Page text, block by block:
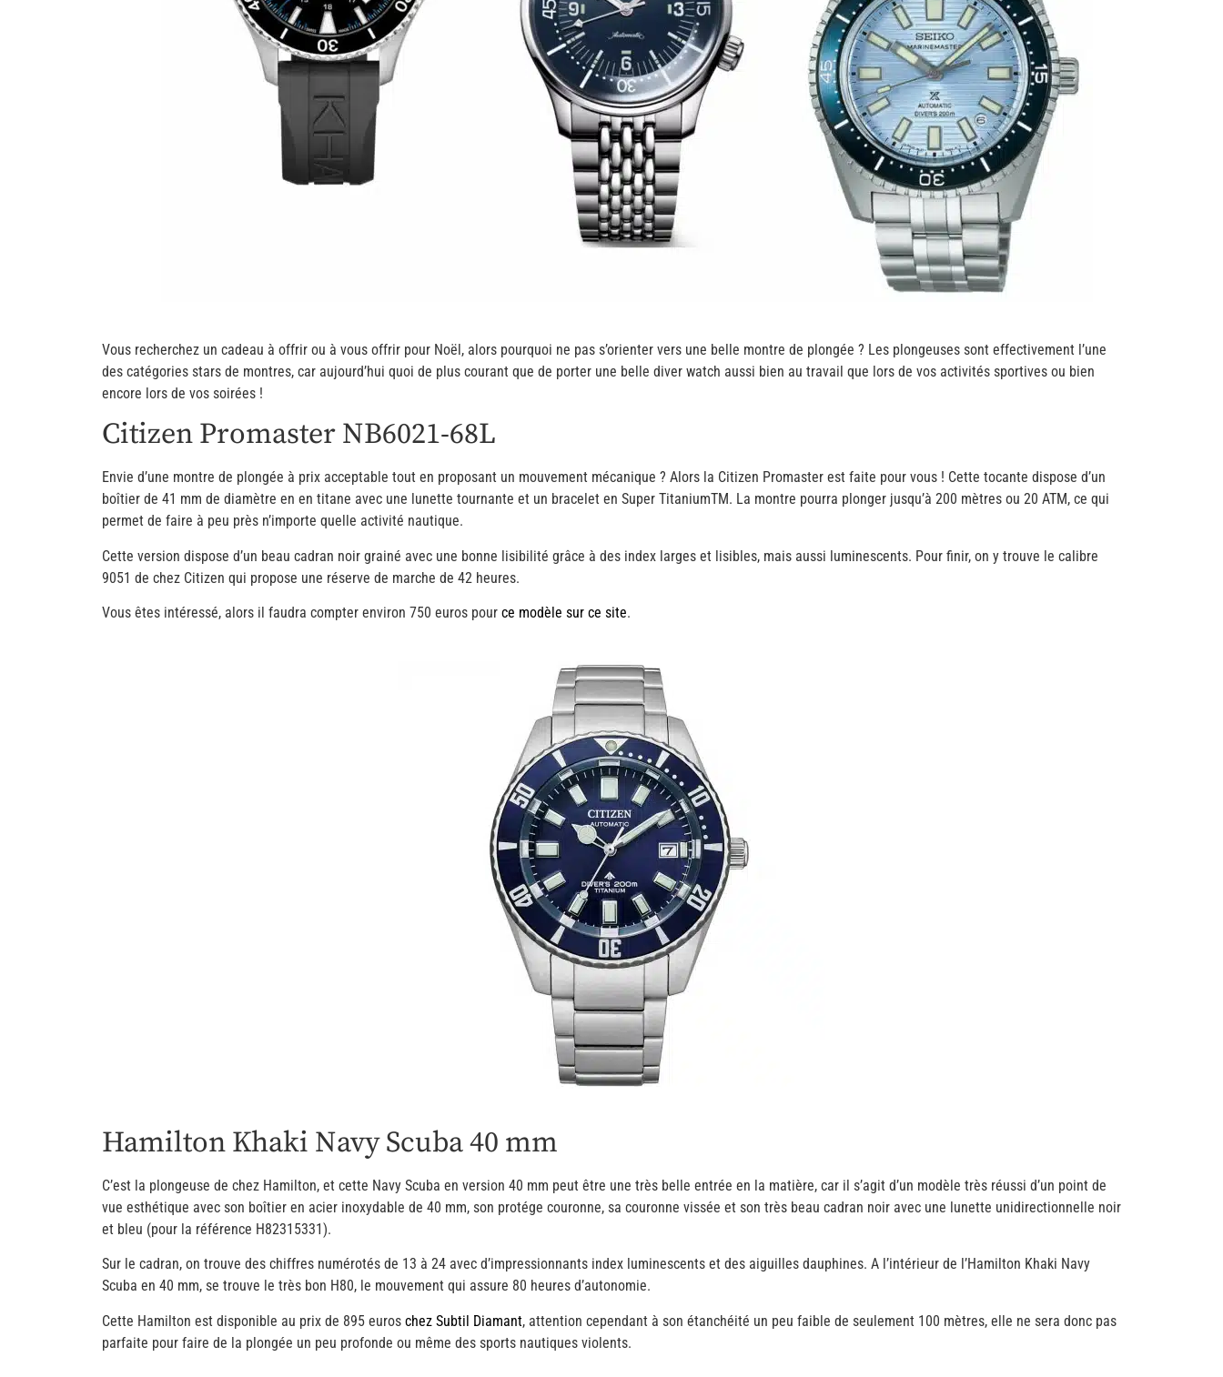
Vous recherchez un cadeau à offrir ou à vous offrir pour Noël, alors pourquoi ne pas s’orienter vers une belle montre de plongée ? Les plongeuses sont effectivement l’une
des catégories stars de montres, car aujourd’hui quoi de plus courant que de porter une belle diver watch aussi bien au travail que lors de vos activités sportives ou bien
encore lors de vos soirées !
Citizen Promaster NB6021-68L
Envie d’une montre de plongée à prix acceptable tout en proposant un mouvement mécanique ? Alors la Citizen Promaster est faite pour vous ! Cette tocante dispose d’un
boîtier de 41 mm de diamètre en en titane avec une lunette tournante et un bracelet en Super TitaniumTM. La montre pourra plonger jusqu’à 200 mètres ou 20 ATM, ce qui
permet de faire à peu près n’importe quelle activité nautique.
Cette version dispose d’un beau cadran noir grainé avec une bonne lisibilité grâce à des index larges et lisibles, mais aussi luminescents. Pour finir, on y trouve le calibre
9051 de chez Citizen qui propose une réserve de marche de 42 heures.
Vous êtes intéressé, alors il faudra compter environ 750 euros pour ce modèle sur ce site.
Hamilton Khaki Navy Scuba 40 mm
C’est la plongeuse de chez Hamilton, et cette Navy Scuba en version 40 mm peut être une très belle entrée en la matière, car il s’agit d’un modèle très réussi d’un point de
vue esthétique avec son boîtier en acier inoxydable de 40 mm, son protége couronne, sa couronne vissée et son très beau cadran noir avec une lunette unidirectionnelle noir
et bleu (pour la référence H82315331).
Sur le cadran, on trouve des chiffres numérotés de 13 à 24 avec d’impressionnants index luminescents et des aiguilles dauphines. A l’intérieur de l’Hamilton Khaki Navy
Scuba en 40 mm, se trouve le très bon H80, le mouvement qui assure 80 heures d’autonomie.
Cette Hamilton est disponible au prix de 895 euros chez Subtil Diamant, attention cependant à son étanchéité un peu faible de seulement 100 mètres, elle ne sera donc pas
parfaite pour faire de la plongée un peu profonde ou même des sports nautiques violents.